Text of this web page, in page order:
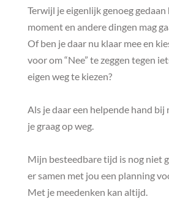
Terwijl je eigenlijk genoeg
moment en andere dingen mag
Of ben je daar nu klaar mee en
voor om “Nee” te zeggen tegen
eigen weg te kiezen?
Als je daar een helpende hand bij
je graag op weg.
Mijn besteedbare tijd is nog niet
er samen met jou een planning
Met je meedenken kan altijd.